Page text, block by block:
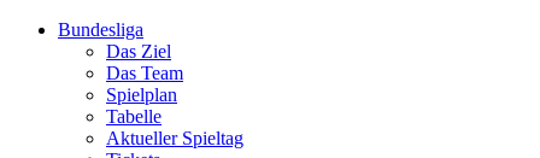
Bundesliga
Das Ziel
Das Team
Spielplan
Tabelle
Aktueller Spieltag